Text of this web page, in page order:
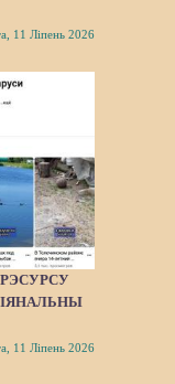
11 Ліпень 2026
11 Ліпень 2026